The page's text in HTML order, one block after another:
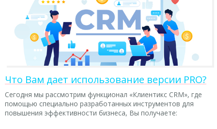
Что Вам дает использование версии PRO?
Сегодня мы рассмотрим функционал «Клиентикс CRM», где
помощью специально разработанных инструментов для
повышения эффективности бизнеса, Вы получаете: